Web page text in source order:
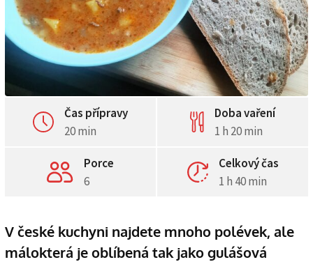
Čas přípravy
20 min
Doba vaření
1 h 20 min
Porce
6
Celkový čas
1 h 40 min
V české kuchyni najdete mnoho polévek, ale
málokterá je oblíbená tak jako gulášová